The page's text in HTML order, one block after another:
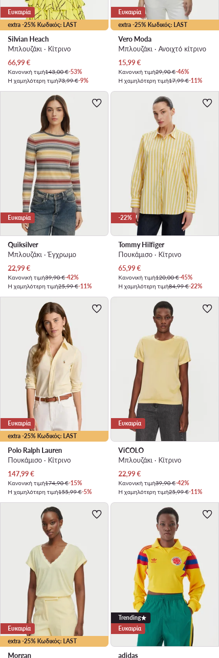
extra -25% Κωδικός: LAST
Ευκαιρία
Silvian Heach
Μπλουζάκι · Κίτρινο
Τρέχουσα τιμή
66,99€
Κανονική τιμή143,00 €-53%
Η χαμηλότερη τιμή73,99 €-9%
extra -25% Κωδικός: LAST
Ευκαιρία
Vero Moda
Μπλουζάκι · Ανοιχτό κίτρινο
Τρέχουσα τιμή
15,99€
Κανονική τιμή29,90 €-46%
Η χαμηλότερη τιμή17,99 €-11%
Ευκαιρία
Quiksilver
Μπλουζάκι · Έγχρωμο
Τρέχουσα τιμή
22,99€
Κανονική τιμή39,90 €-42%
Η χαμηλότερη τιμή25,99 €-11%
-22%
Tommy Hilfiger
Πουκάμισο · Κίτρινο
Τρέχουσα τιμή
65,99€
Κανονική τιμή120,00 €-45%
Η χαμηλότερη τιμή84,99 €-22%
extra -25% Κωδικός: LAST
Ευκαιρία
Polo Ralph Lauren
Πουκάμισο · Κίτρινο
Τρέχουσα τιμή
147,99€
Κανονική τιμή174,90 €-15%
Η χαμηλότερη τιμή155,99 €-5%
Ευκαιρία
ViCOLO
Μπλουζάκι · Κίτρινο
Τρέχουσα τιμή
22,99€
Κανονική τιμή39,90 €-42%
Η χαμηλότερη τιμή25,99 €-11%
extra -25% Κωδικός: LAST
Ευκαιρία
Morgan
Trending
Ευκαιρία
adidas